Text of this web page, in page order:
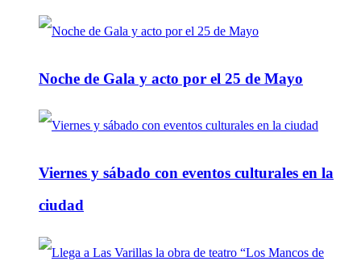
Noche de Gala y acto por el 25 de Mayo
Viernes y sábado con eventos culturales en la
ciudad